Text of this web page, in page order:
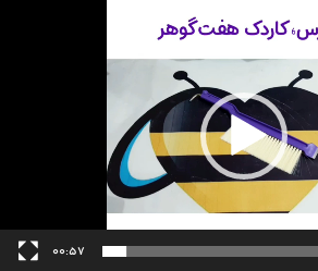
00:57